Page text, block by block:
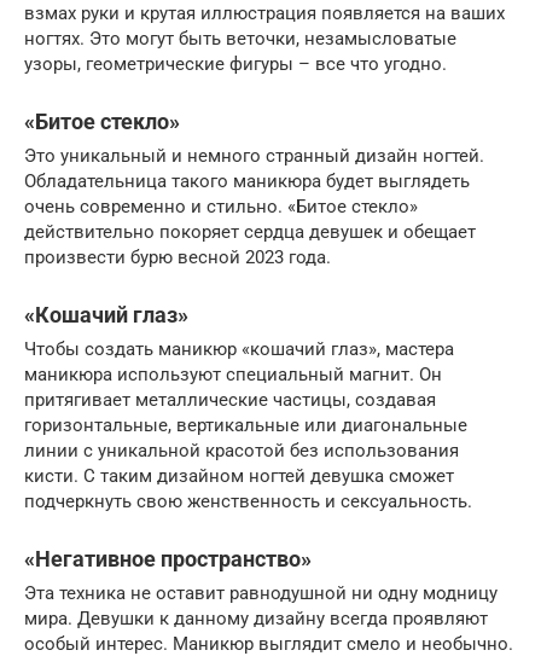
взмах руки и крутая иллюстрация появляется на ваших
ногтях. Это могут быть веточки, незамысловатые
узоры, геометрические фигуры – все что угодно.
«Битое стекло»
Это уникальный и немного странный дизайн ногтей.
Обладательница такого маникюра будет выглядеть
очень современно и стильно. «Битое стекло»
действительно покоряет сердца девушек и обещает
произвести бурю весной 2023 года.
«Кошачий глаз»
Чтобы создать маникюр «кошачий глаз», мастера
маникюра используют специальный магнит. Он
притягивает металлические частицы, создавая
горизонтальные, вертикальные или диагональные
линии с уникальной красотой без использования
кисти. С таким дизайном ногтей девушка сможет
подчеркнуть свою женственность и сексуальность.
«Негативное пространство»
Эта техника не оставит равнодушной ни одну модницу
мира. Девушки к данному дизайну всегда проявляют
особый интерес. Маникюр выглядит смело и необычно.